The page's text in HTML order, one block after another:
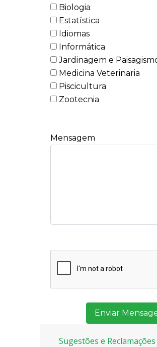
Biologia
Estatística
Idiomas
Informática
Jardinagem e
Medicina Veterinaria
Piscicultura
Zootecnia
Mensagem
Enviar
Sugestões e Reclamações